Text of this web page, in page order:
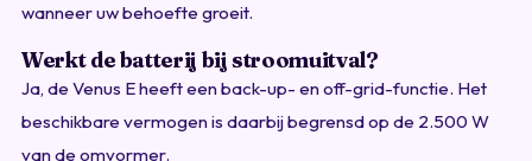
wanneer uw behoefte groeit.
Werkt de batterij bij stroomuitval?
Ja, de Venus E heeft een back-up- en off-grid-functie. Het
beschikbare vermogen is daarbij begrensd op de 2.500 W
van de omvormer.